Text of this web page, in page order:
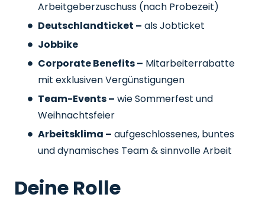
Arbeitgeberzuschuss (nach Probezeit)
Deutschlandticket – als Jobticket
Jobbike
Corporate Benefits – Mitarbeiterrabatte
mit exklusiven Vergünstigungen
Team-Events – wie Sommerfest und
Weihnachtsfeier
Arbeitsklima – aufgeschlossenes, buntes
und dynamisches Team & sinnvolle Arbeit
Deine Rolle